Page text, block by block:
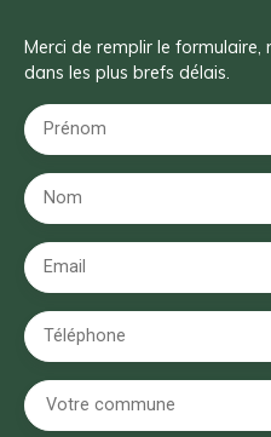
Merci de remplir le formulaire,
dans les plus brefs délais.
Prénom
Nom
Email
Téléphone
Votre commune